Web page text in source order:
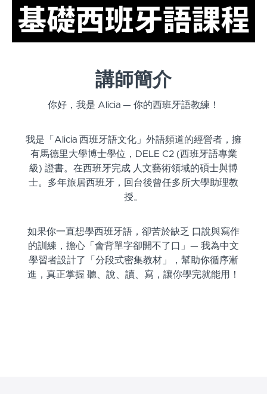
講師簡介
你好，我是 Alicia — 你的西班牙語教練！
我是「Alicia 西班牙語文化」外語頻道的經營者，擁
有馬德里大學博士學位， DELE C2 (西班牙語專業
級) 證書。 在西班牙完成 人文藝術領域的碩士與博
士。多年旅居西班牙，回台後曾任多所大學助理教
授。
如果你一直想學西班牙語，卻苦於缺乏 口說與寫作
的訓練，擔心「會背單字卻開不了口」— 我為中文
學習者設計了「分段式密集教材」，幫助你循序漸
進，真正掌握 聽、說、讀、寫，讓你學完就能用！